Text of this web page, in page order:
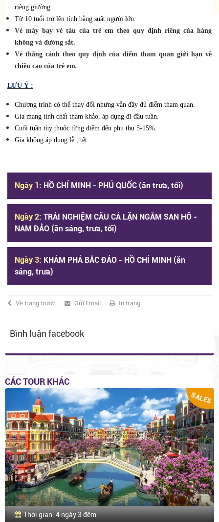
riêng giường
Từ 10 tuổi trở lên tính bằng suất người lớn.
Vé máy bay vé tàu của trẻ em theo quy định riêng của hàng
không và đường sắt.
Vé thắng cảnh theo quy định của điểm tham quan giới hạn về
chiều cao của trẻ em.
LƯU Ý :
Chương trình có thể thay đổi nhưng vẫn đầy đủ điểm tham quan.
Gía mang tính chất tham khảo, áp dụng đi đầu tuần.
Cuối tuần tùy thuộc từng điểm đến phụ thu 5-15%.
Gía không áp dụng lễ , tết.
Ngày 1 : HỒ CHÍ MINH - PHÚ QUỐC (ăn trưa, tối)
Ngày 2: TRẢI NGHIỆM CÂU CÁ LẶN NGẮM SAN HÔ -
NAM ĐẢO (ăn sáng, trưa, tối)
Ngày 3: KHÁM PHÁ BẮC ĐẢO - HỒ CHÍ MINH (ăn
sáng, trưa)
Về trang trước Gửi Email In trang
Bình luận facebook
CÁC TOUR KHÁC
Thời gian: 4 ngày 3 đêm
SALES